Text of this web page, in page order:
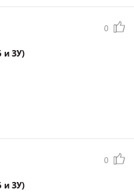
0
и ЗУ)
0
и ЗУ)